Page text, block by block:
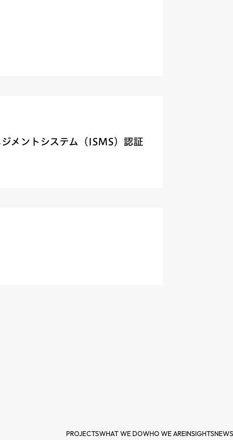
メントシステム（ISMS）認証
PROJECTSWHAT WE DOWHO WE AREINSIGHTSNEWS